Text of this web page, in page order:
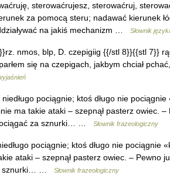
sterowaćrujesz, sterowaćruj,
za pomocą steru; nadawać kierunek
na jakiś mechanizm …
Słownik
nmos, blp, D. czepigiig {{/stl 8}}{{stl 7}}
się na czepigach, jakbym chciał
pociągnie; ktoś długo nie pociągnie
ma takie ataki – szepnął pasterz owiec. –
za sznurki… …
Słownik frazeologiczny
pociągnie; ktoś długo nie pociągnie
ataki – szepnął pasterz owiec. – Pewno
sznurki… …
Słownik frazeologiczny